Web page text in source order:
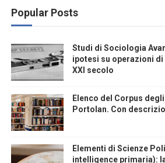
Popular Posts
Studi di Sociologia
ipotesi su operazioni
XXI secolo
Elenco del Corpus
Portolan. Con
Elementi di Scienze
intelligence primaria):